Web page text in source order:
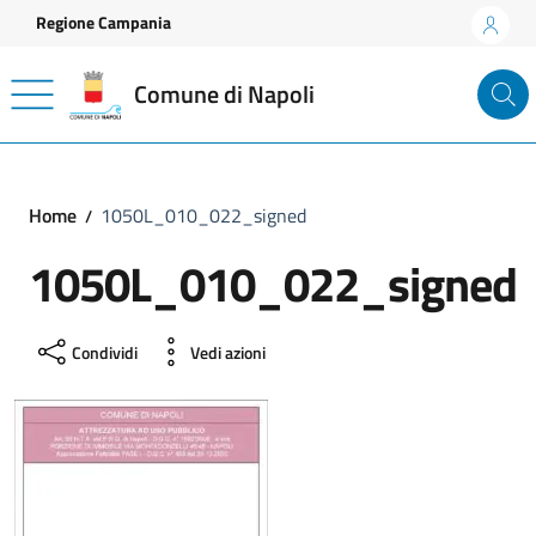
Vai ai contenuti
Vai al footer
Regione Campania
Comune di Napoli
Home 1050L_010_022_signed
1050L_010_022_signed
Condividi Vedi azioni